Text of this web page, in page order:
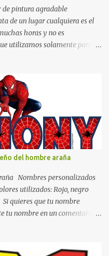
pintura agradable
de un lugar cualquiera es el
horas y no es
utilizamos solamente para
Te mostramos algunas
y estilo que buscas
es una buena opción para
ser humano necesita. El color
total, es un color que va con
que te dará esa sensación
para usar en el
de tranquilidad y confort. El
y por lo tanto entra en la lista
del hombre araña
Nombres personalizados
utilizados: Rojo, negro
quieres que tu nombre
tu nombre en un comentario y
con diseño de ring de